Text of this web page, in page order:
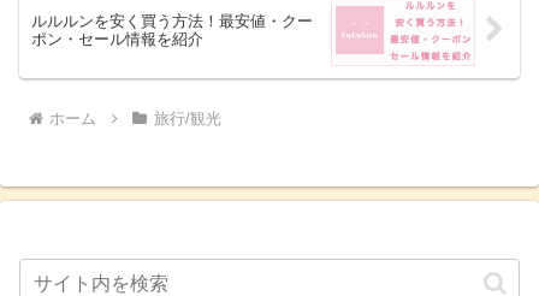
ルルルンを安く買う方法！最安値・クー
ポン・セール情報を紹介
ホーム 旅行/観光